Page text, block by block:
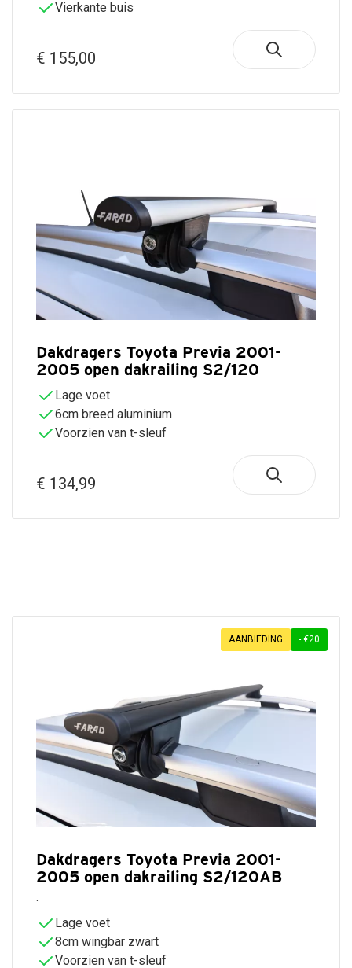
Vierkante buis
€ 155,00
Dakdragers Toyota Previa 2001-
2005 open dakrailing S2/120
Lage voet
6cm breed aluminium
Voorzien van t-sleuf
€ 134,99
AANBIEDING - €20
Dakdragers Toyota Previa 2001-
2005 open dakrailing S2/120AB
.
Lage voet
8cm wingbar zwart
Voorzien van t-sleuf